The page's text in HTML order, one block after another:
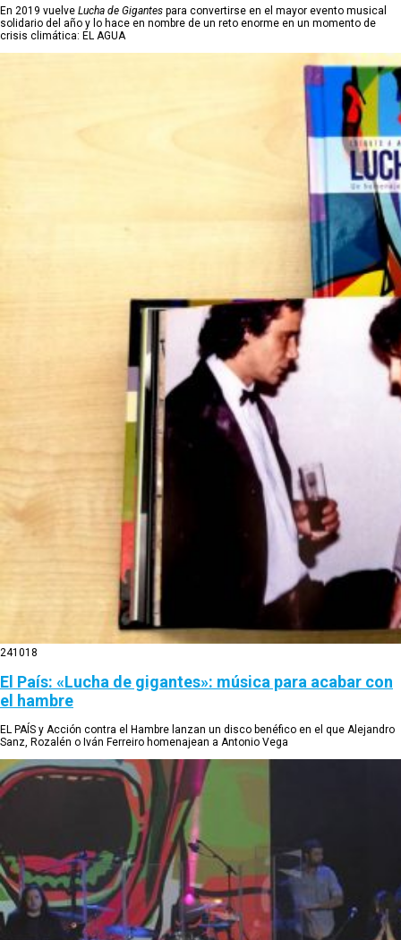
En 2019 vuelve Lucha de Gigantes para convertirse en el mayor evento musical
solidario del año y lo hace en nombre de un reto enorme en un momento de
crisis climática: EL AGUA
241018
El País: «Lucha de gigantes»: música para acabar con
el hambre
EL PAÍS y Acción contra el Hambre lanzan un disco benéfico en el que Alejandro
Sanz, Rozalén o Iván Ferreiro homenajean a Antonio Vega